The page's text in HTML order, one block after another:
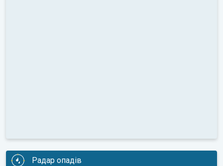
Радар опадів